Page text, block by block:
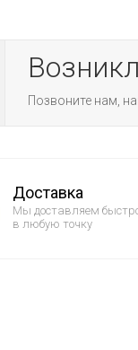
Позвоните нам,
Доставка
Мы доставляем
в любую точку